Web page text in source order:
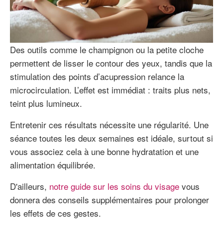
Des outils comme le champignon ou la petite cloche
permettent de lisser le contour des yeux, tandis que la
stimulation des points d’acupression relance la
microcirculation. L’effet est immédiat : traits plus nets,
teint plus lumineux.
Entretenir ces résultats nécessite une régularité. Une
séance toutes les deux semaines est idéale, surtout si
vous associez cela à une bonne hydratation et une
alimentation équilibrée.
D'ailleurs, notre guide sur les soins du visage vous
donnera des conseils supplémentaires pour prolonger
les effets de ces gestes.